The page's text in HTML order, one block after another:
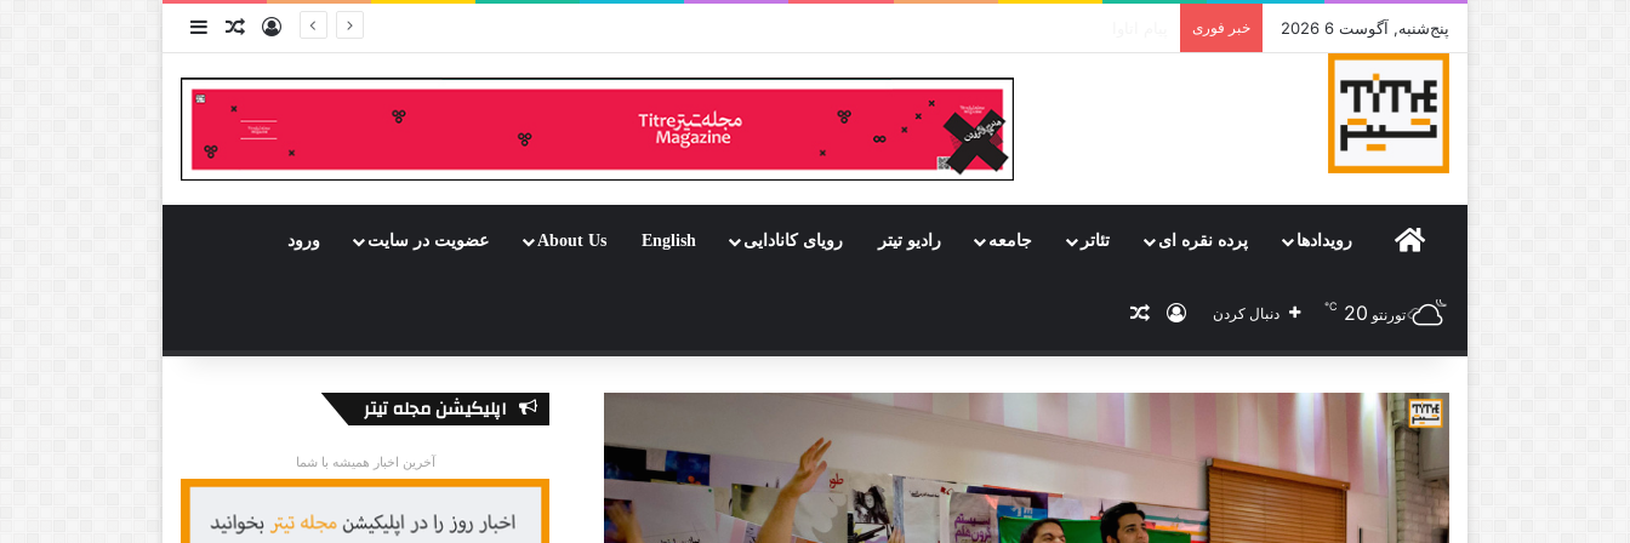
پنج‌شنبه, آگوست 6 2026 خبر فوری ورودنوشته تصادفی
سایدبار
Homeرویدادها پرده نقره ای تئاتر جامعه رادیو تیتر رویای کانادایی English
About Us عضویت در سایت ورود
تورنتو 20
℃ دنبال کردن ورود
اپلیکیشن مجله تیتر
آخرین اخبار همیشه با شما